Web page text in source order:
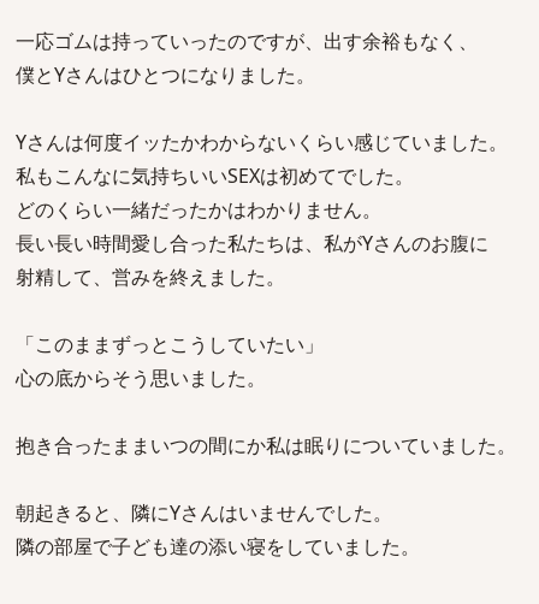
一応ゴムは持っていったのですが、出す余裕もなく、
僕とYさんはひとつになりました。
Yさんは何度イッたかわからないくらい感じていました。
私もこんなに気持ちいいSEXは初めてでした。
どのくらい一緒だったかはわかりません。
長い長い時間愛し合った私たちは、私がYさんのお腹に
射精して、営みを終えました。
「このままずっとこうしていたい」
心の底からそう思いました。
抱き合ったままいつの間にか私は眠りについていました。
朝起きると、隣にYさんはいませんでした。
隣の部屋で子ども達の添い寝をしていました。